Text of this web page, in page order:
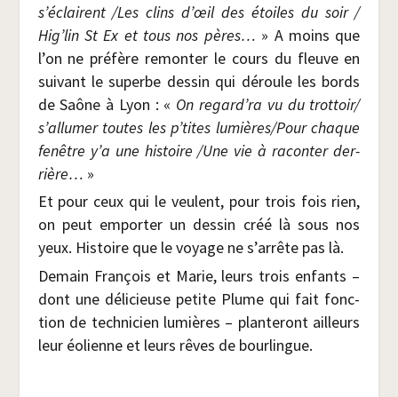
s’éclairent /​Les clins d’œil des étoiles du soir /​
Hig’lin St Ex et tous nos pères… » A moins que
l’on ne pré­fère remon­ter le cours du fleuve en
sui­vant le superbe des­sin qui déroule les bords
de Saône à Lyon : « On regard’ra vu du trottoir/​
s’allumer toutes les p’tites lumières/​Pour chaque
fenêtre y’a une his­toire /​Une vie à racon­ter der­
rière… »
Et pour ceux qui le veulent, pour trois fois rien,
on peut empor­ter un des­sin créé là sous nos
yeux. His­toire que le voyage ne s’ar­rête pas là.
Demain Fran­çois et Marie, leurs trois enfants –
dont une déli­cieuse petite Plume qui fait fonc­
tion de tech­ni­cien lumières – plan­te­ront ailleurs
leur éolienne et leurs rêves de bourlingue.